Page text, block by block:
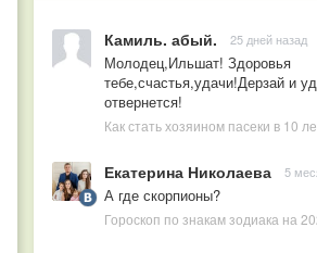
Камиль. абый. 25 дней назад
Молодец,Ильшат! Здоровья
тебе,счастья,удачи!Дерзай и
отвернется!
Как стать хозяином пасеки в 10
Екатерина Николаева 5
А где скорпионы?
Гороскоп по знакам зодиака на